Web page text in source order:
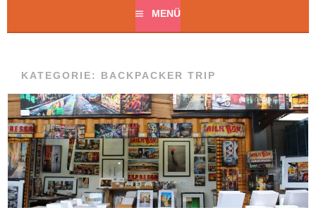
MENÜ
KATEGORIE: BACKPACKER TRIP